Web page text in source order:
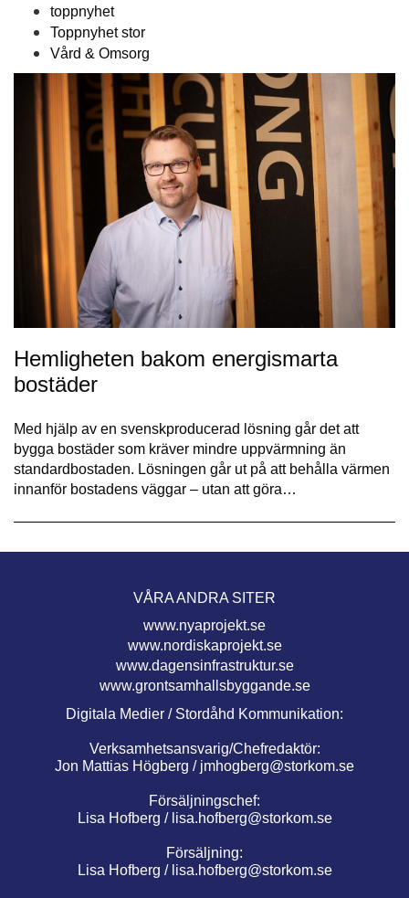
toppnyhet
Toppnyhet stor
Vård & Omsorg
Hemligheten bakom energismarta
bostäder
Med hjälp av en svenskproducerad lösning går det att
bygga bostäder som kräver mindre uppvärmning än
standardbostaden. Lösningen går ut på att behålla värmen
innanför bostadens väggar – utan att göra…
VÅRA ANDRA SITER
www.nyaprojekt.se
www.nordiskaprojekt.se
www.dagensinfrastruktur.se
www.grontsamhallsbyggande.se
Digitala Medier / Stordåhd Kommunikation:
Verksamhetsansvarig/Chefredaktör:
Jon Mattias Högberg / jmhogberg@storkom.se
Försäljningschef:
Lisa Hofberg / lisa.hofberg@storkom.se
Försäljning:
Lisa Hofberg / lisa.hofberg@storkom.se